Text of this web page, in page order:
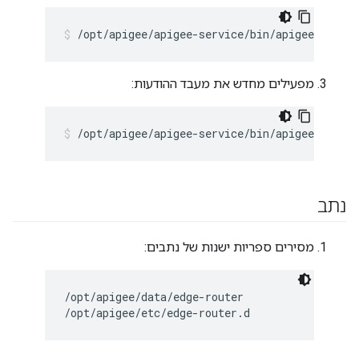
/opt/apigee/apigee-service/bin/apigee-
מפעילים מחדש את מעבד ההודעות:
/opt/apigee/apigee-service/bin/apigee-
נתב
מסירים ספריות ישנות של נתבים:
/opt/apigee/data/edge-router
/opt/apigee/etc/edge-router.d